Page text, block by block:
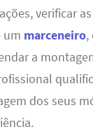
verificar
um marceneiro,
a
dos seus